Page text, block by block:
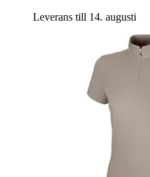
Leverans till 14. augusti